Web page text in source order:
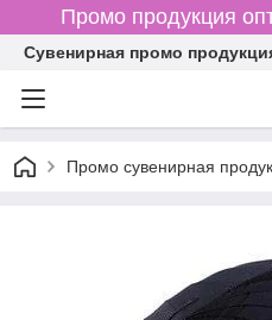
Промо продукция
Cувенирная промо
Промо сувенирная